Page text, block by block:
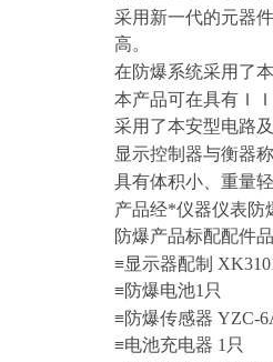
采用新一代的元器
高。
在防爆系统采用了
本产品可在具有Ｉ
采用了本安型电路
显示控制器与衡器
具有体积小、重量
产品经*仪器仪表防
防爆产品标配配件
≡显示器配制
≡防爆电池1 只
≡防爆传感器 YZC-
≡电池充电器 1 只